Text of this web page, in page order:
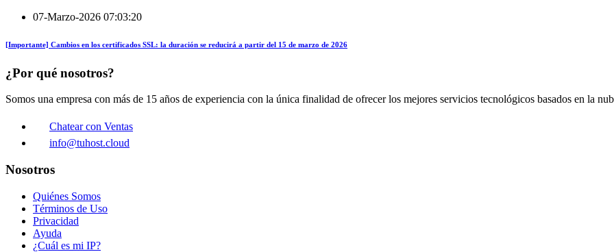
07-Marzo-2026 07:03:20
[Importante] Cambios en los certificados SSL: la duración se reducirá a partir del 15 de marzo de 2026
¿Por qué nosotros?
Somos una empresa con más de 15 años de experiencia con la única finalidad de ofrecer los mejores servicios tecnológicos basados en la
Chatear con Ventas
info@tuhost.cloud
Nosotros
Quiénes Somos
Términos de Uso
Privacidad
Ayuda
¿Cuál es mi IP?